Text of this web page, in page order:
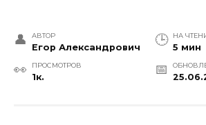
АВТОР
Егор Александрович
НА
5 мин
ПРОСМОТРОВ
1к.